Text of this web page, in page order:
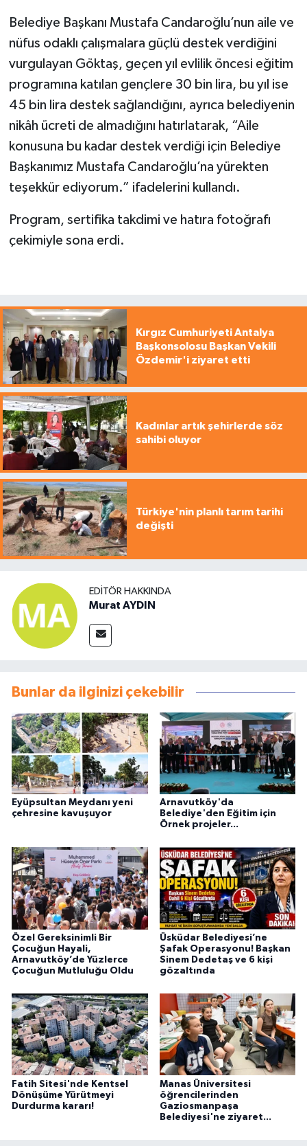
Belediye Başkanı Mustafa Candaroğlu’nun aile ve
nüfus odaklı çalışmalara güçlü destek verdiğini
vurgulayan Göktaş, geçen yıl evlilik öncesi eğitim
programına katılan gençlere 30 bin lira, bu yıl ise
45 bin lira destek sağlandığını, ayrıca belediyenin
nikâh ücreti de almadığını hatırlatarak, “Aile
konusuna bu kadar destek verdiği için Belediye
Başkanımız Mustafa Candaroğlu’na yürekten
teşekkür ediyorum.” ifadelerini kullandı.
Program, sertifika takdimi ve hatıra fotoğrafı
çekimiyle sona erdi.
Kırgız Cumhuriyeti Antalya
Başkonsolosu Başkan Vekili
Özdemir'i ziyaret etti
Kadınlar artık şehirlerde söz
sahibi oluyor
Türkiye'nin planlı tarım tarihi
değişti
EDITÖR HAKKINDA
Murat AYDIN
Bunlar da ilginizi çekebilir
Eyüpsultan Meydanı yeni
çehresine kavuşuyor
Arnavutköy'da
Belediye'den Eğitim için
Örnek projeler...
Özel Gereksinimli Bir
Çocuğun Hayali,
Arnavutköy’de Yüzlerce
Çocuğun Mutluluğu Oldu
Üsküdar Belediyesi’ne
Şafak Operasyonu! Başkan
Sinem Dedetaş ve 6 kişi
gözaltında
Fatih Sitesi'nde Kentsel
Dönüşüme Yürütmeyi
Durdurma kararı!
Manas Üniversitesi
öğrencilerinden
Gaziosmanpaşa
Belediyesi'ne ziyaret...